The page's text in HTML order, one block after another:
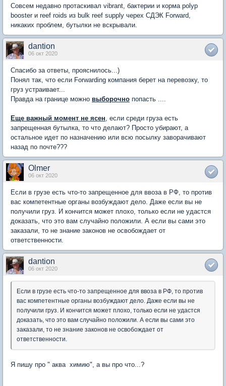
Совсем недавно протаскивал vibrant, бактерии и корма polyp
booster и reef roids из bulk reef supply черех СДЭК Forward,
никаких проблем, бутылки не вскрывали.
dantion
06 окт 2020
Спасибо за ответы, прояснилось...)
Понял так, что если Forwarding компания берет на перевозку, то
груз устраивает...
Правда на границе можно выборочно попасть ....
Еще важный момент не ясен, если среди груза есть
запрещенная бутылка, то что делают? Просто убирают, а
остальное идет по назначению или всю посылку заворачивают
назад по почте???
Olmer
06 окт 2020
Если в грузе есть что-то запрещенное для ввоза в РФ, то против
вас компетентные органы возбуждают дело. Даже если вы не
получили груз. И кончится может плохо, только если не удастся
доказать, что это вам случайно положили. А если вы сами это
заказали, то не знание законов не освобождает от
ответственности.
dantion
06 окт 2020
Если в грузе есть что-то запрещенное для ввоза в РФ, то против
вас компетентные органы возбуждают дело. Даже если вы не
получили груз. И кончится может плохо, только если не удастся
доказать, что это вам случайно положили. А если вы сами это
заказали, то не знание законов не освобождает от
ответственности.
Я пишу про " аква химию", а вы про что...?